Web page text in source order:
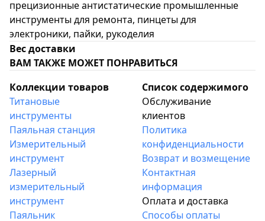
прецизионные антистатические промышленные
инструменты для ремонта, пинцеты для
электроники, пайки, рукоделия
Вес доставки
ВАМ ТАКЖЕ МОЖЕТ ПОНРАВИТЬСЯ
Коллекции товаров
Титановые
инструменты
Паяльная станция
Измерительный
инструмент
Лазерный
измерительный
инструмент
Паяльник
Список содержимого
Обслуживание
клиентов
Политика
конфиденциальности
Возврат и возмещение
Контактная
информация
Оплата и доставка
Способы оплаты